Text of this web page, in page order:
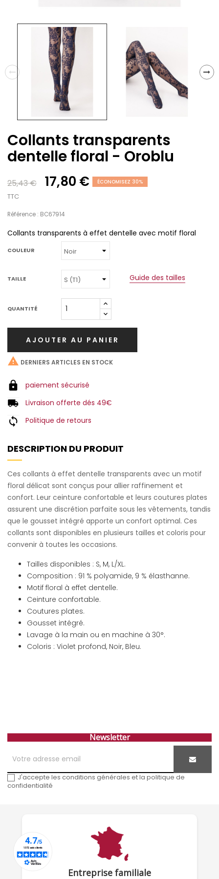
Collants transparents
dentelle floral - Oroblu
25,43 € 17,80 € ÉCONOMISEZ 30%
TTC
Référence : BC67914
Collants transparents à effet dentelle avec motif floral
COULEUR
TAILLE Guide des tailles
QUANTITÉ
AJOUTER AU PANIER
 DERNIERS ARTICLES EN STOCK
paiement sécurisé
Livraison offerte dés 49€
Politique de retours
DESCRIPTION DU PRODUIT
Ces collants à effet dentelle transparents avec un motif
floral délicat sont conçus pour allier raffinement et
confort. Leur ceinture confortable et leurs coutures plates
assurent une discrétion parfaite sous les vêtements, tandis
que le gousset intégré apporte un confort optimal. Ces
collants sont disponibles en plusieurs tailles et coloris pour
convenir à toutes les occasions.
Tailles disponibles : S, M, L/XL.
Composition : 91 % polyamide, 9 % élasthanne.
Motif floral à effet dentelle.
Ceinture confortable.
Coutures plates.
Gousset intégré.
Lavage à la main ou en machine à 30°.
Coloris : Violet profond, Noir, Bleu.
Newsletter
J'accepte les conditions générales et la politique de
confidentialité
Entreprise familiale